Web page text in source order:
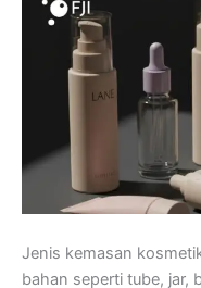
Jenis kemasan
bahan seperti tube, jar,